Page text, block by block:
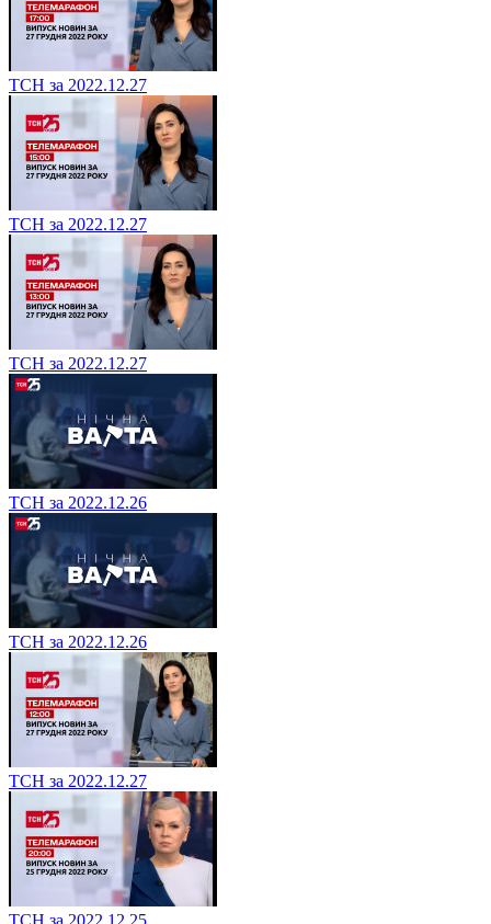
ТСН за 2022.12.27
ТСН за 2022.12.27
ТСН за 2022.12.27
ТСН за 2022.12.26
ТСН за 2022.12.26
ТСН за 2022.12.27
ТСН за 2022.12.25